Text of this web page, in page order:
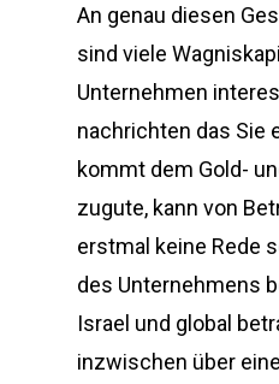
An genau diesen
sind viele
Unternehmen
nachrichten das Sie
kommt dem Gold-
zugute, kann von
erstmal keine Rede
des Unternehmens
Israel und global
inzwischen über